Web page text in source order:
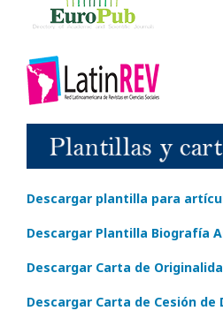
Descargar plantilla para
Descargar Plantilla Biografía
Descargar Carta de
Descargar Carta de Cesión de